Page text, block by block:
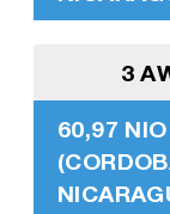
3
60,97 NIO